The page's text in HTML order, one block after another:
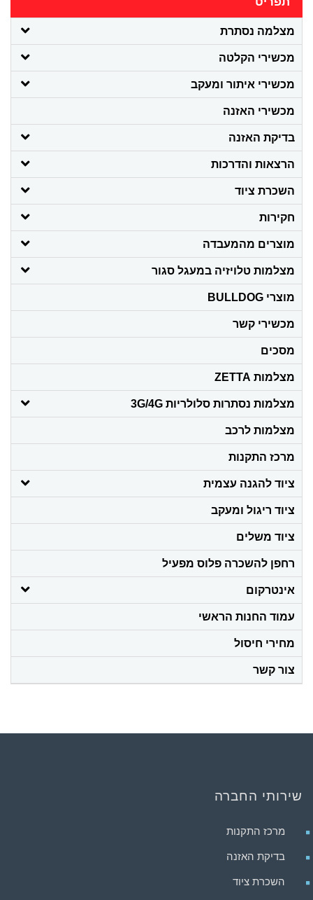
מצלמה נסתרת
מכשירי הקלטה
מכשירי איתור ומעקב
מכשירי האזנה
בדיקת האזנה
הרצאות והדרכות
השכרת ציוד
חקירות
מוצרים מהמעבדה
מצלמות טלויזיה במעגל סגור
מוצרי BULLDOG
מכשירי קשר
מסכים
מצלמות ZETTA
מצלמות נסתרות סלולריות 3G/4G
מצלמות לרכב
מרכז התקנות
ציוד להגנה עצמית
ציוד ריגול ומעקב
ציוד משלים
רחפן להשכרה פלוס מפעיל
אינטרקום
עמוד החנות הראשי
מחירי חיסול
צור קשר
שירותי החברה
מרכז התקנות
בדיקת האזנה
השכרת ציוד